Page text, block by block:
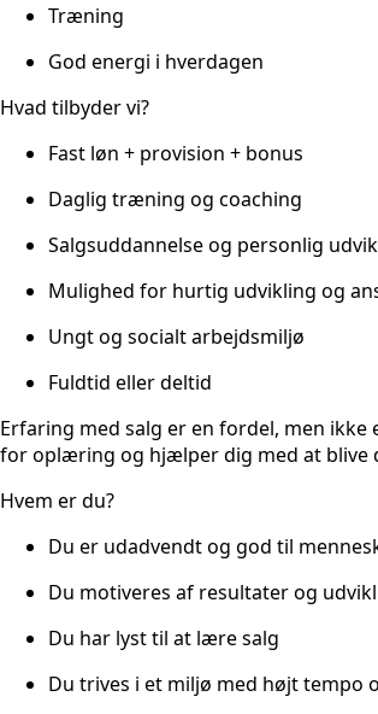
Træning
God energi i hverdagen
Hvad tilbyder vi?
Fast løn + provision + bonus
Daglig træning og coaching
Salgsuddannelse og personlig
Mulighed for hurtig udvikling og
Ungt og socialt arbejdsmiljø
Fuldtid eller deltid
Erfaring med salg er en fordel, men ikke
for oplæring og hjælper dig med at blive
Hvem er du?
Du er udadvendt og god til
Du motiveres af resultater og
Du har lyst til at lære salg
Du trives i et miljø med højt tempo